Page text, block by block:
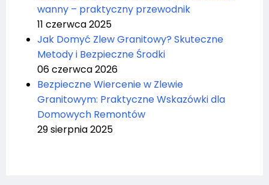
wanny – praktyczny przewodnik
11 czerwca 2025
Jak Domyć Zlew Granitowy? Skuteczne
Metody i Bezpieczne Środki
06 czerwca 2026
Bezpieczne Wiercenie w Zlewie
Granitowym: Praktyczne Wskazówki dla
Domowych Remontów
29 sierpnia 2025